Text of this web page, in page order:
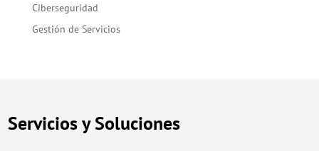
Ciberseguridad
Gestión de Servicios
Servicios y Soluciones